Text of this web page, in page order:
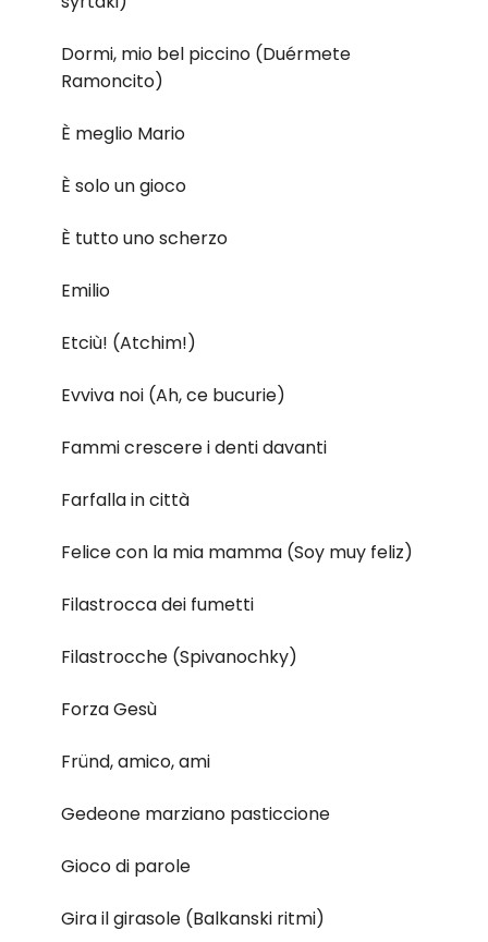
Dormi, mio bel piccino (Duérmete
Ramoncito)
È meglio Mario
È solo un gioco
È tutto uno scherzo
Emilio
Etciù! (Atchim!)
Evviva noi (Ah, ce bucurie)
Fammi crescere i denti davanti
Farfalla in città
Felice con la mia mamma (Soy muy feliz)
Filastrocca dei fumetti
Filastrocche (Spivanochky)
Forza Gesù
Fründ, amico, ami
Gedeone marziano pasticcione
Gioco di parole
Gira il girasole (Balkanski ritmi)